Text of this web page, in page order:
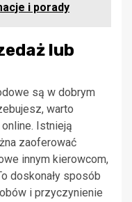
i porady
lub
są w dobrym
warto
Istnieją
zaoferować
innym kierowcom,
doskonały sposób
i przyczynienie